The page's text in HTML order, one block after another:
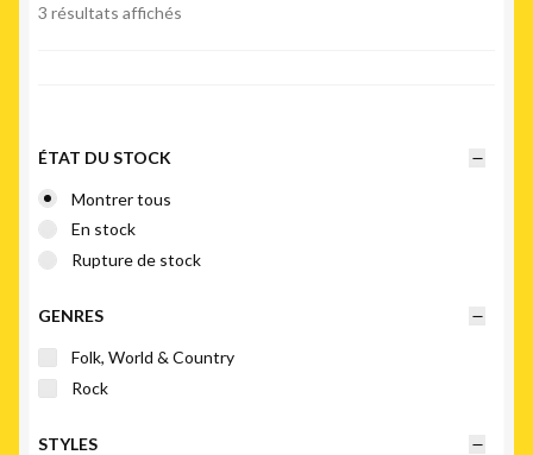
3 résultats affichés
ÉTAT DU STOCK
Montrer tous
En stock
Rupture de stock
GENRES
Folk, World & Country
Rock
STYLES